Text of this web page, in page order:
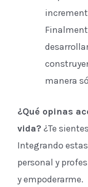
manera
¿Qué opinas
vida? ¿Te
Integrando
personal y
y empoderarme.